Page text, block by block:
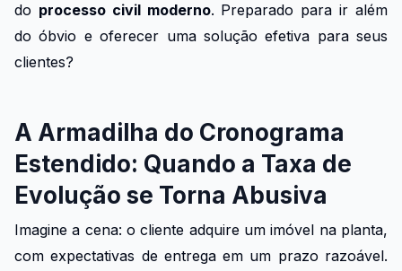
do processo civil moderno. Preparado para ir além
do óbvio e oferecer uma solução efetiva para seus
clientes?
A Armadilha do Cronograma
Estendido: Quando a Taxa de
Evolução se Torna Abusiva
Imagine a cena: o cliente adquire um imóvel na planta,
com expectativas de entrega em um prazo razoável.